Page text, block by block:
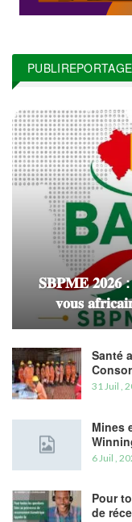
PUBLIREPORTAGE
𝐒𝐁𝐏𝐌𝐄 𝟐𝟎𝟐𝟔 :
𝐯𝐨𝐮𝐬
Santé
31 Juil ,
Mines
6 Juil ,
Pour
de